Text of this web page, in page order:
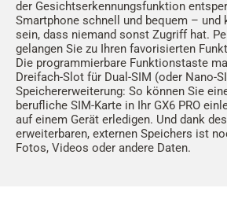
der Gesichtserkennungsfunktion
Smartphone schnell und bequem – und
sein, dass niemand sonst Zugriff hat.
gelangen Sie zu Ihren favorisierten
Die programmierbare Funktionstaste
Dreifach-Slot für Dual-SIM (oder Nano-
Speichererweiterung: So können Sie
berufliche SIM-Karte in Ihr GX6 PRO
auf einem Gerät erledigen. Und dank
erweiterbaren, externen Speichers ist
Fotos, Videos oder andere Daten.